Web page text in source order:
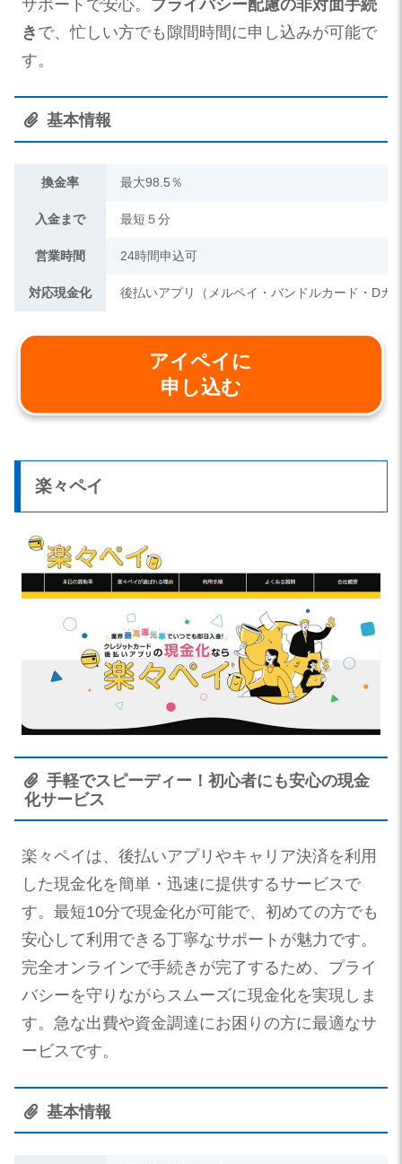
サポートで安心。 プライバシー配慮の非対面手続
き で、忙しい方でも隙間時間に申し込みが可能で
す。
基本情報
換金率 最大98.5％
入金まで 最短５分
営業時間 24時間申込可
対応現金化 後払いアプリ（メルペイ・バンドルカード・Dカ
アイペイに
申し込む
楽々ペイ
手軽でスピーディー！初心者にも安心の現金
化サービス
楽々ペイは、後払いアプリやキャリア決済を利用
した現金化を簡単・迅速に提供するサービスで
す。最短10分で現金化が可能で、初めての方でも
安心して利用できる丁寧なサポートが魅力です。
完全オンラインで手続きが完了するため、プライ
バシーを守りながらスムーズに現金化を実現しま
す。急な出費や資金調達にお困りの方に最適なサ
ービスです。
基本情報